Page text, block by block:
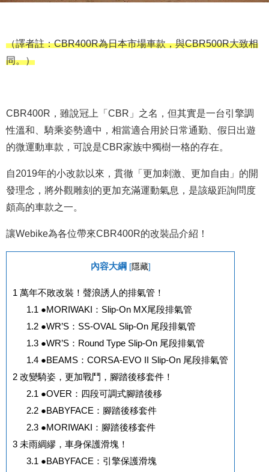
（譯者註：CBR400R為日本市場車款，與CBR500R大致相
同。）
CBR400R，雖說冠上「CBR」之名，但其實是一台引擎調
性溫和、騎乘姿勢適中，相當適合用於日常通勤、假日出遊
的微運動車款，可說是CBR家族中獨樹一格的存在。
自2019年的小改款以來，貫徹「更加刺激、更加自由」的開
發理念，將外觀雕刻的更加充滿運動氣息，是該級距詢問度
頗高的車款之一。
讓Webike為各位帶來CBR400R的改裝品介紹！
內容大綱 [隱藏]
1 萬年不敗改裝！聲浪誘人的排氣管！
1.1 ●MORIWAKI：Slip-On MX尾段排氣管
1.2●WR’S：SS-OVAL Slip-On 尾段排氣管
1.3●WR’S：Round Type Slip-On 尾段排氣管
1.4●BEAMS：CORSA-EVO II Slip-On 尾段排氣管
2 改變騎姿，更加戰鬥，腳踏後移套件！
2.1 ●OVER：四段可調式腳踏後移
2.2●BABYFACE：腳踏後移套件
2.3●MORIWAKI：腳踏後移套件
3 未雨綢繆，車身保護滑塊！
3.1 ●BABYFACE：引擎保護滑塊